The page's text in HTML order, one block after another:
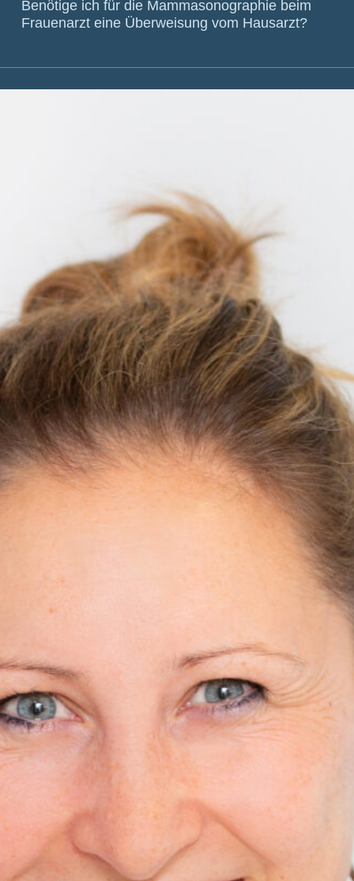
Benötige ich für die Mammasonographie beim
Frauenarzt eine Überweisung vom Hausarzt?